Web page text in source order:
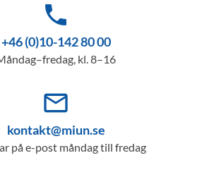
phone
+46 (0)10-142 80 00
kl. 8–16
mail_outline
kontakt@miun.se
på e-post måndag till fredag